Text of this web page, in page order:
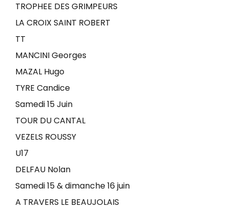
TROPHEE DES GRIMPEURS
LA CROIX SAINT ROBERT
TT
MANCINI Georges
MAZAL Hugo
TYRE Candice
Samedi 15 Juin
TOUR DU CANTAL
VEZELS ROUSSY
U17
DELFAU Nolan
Samedi 15 & dimanche 16 juin
A TRAVERS LE BEAUJOLAIS